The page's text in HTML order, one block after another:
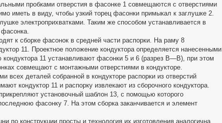
пробками отверстия в фасонке 1 совмещаются с отверстиями
иметь в виду, чтобы узкий торец фасонки примыкал к заглушке 2.
электроприхватками. Таким же способом устанавливается в
фасонка.
к сборке фасонок в средней части распорки. На раму 8
11. Проектное положение кондуктора определяется нанесенными
11 устанавливают фасонки 5 и 6 (разрез В—В), при этом
совмещают с монтажными отверстиями в кондукторе.
всех деталей собранной в кондукторе распорки из отверстий
кондуктор 11 и распорку извлекают из сборочного кондуктора.
установочный шаблон 13, с помощью которого
фасонку 7. На этом сборка заканчивается и элемент
по конструкции просты и технология их изготовления аналогична